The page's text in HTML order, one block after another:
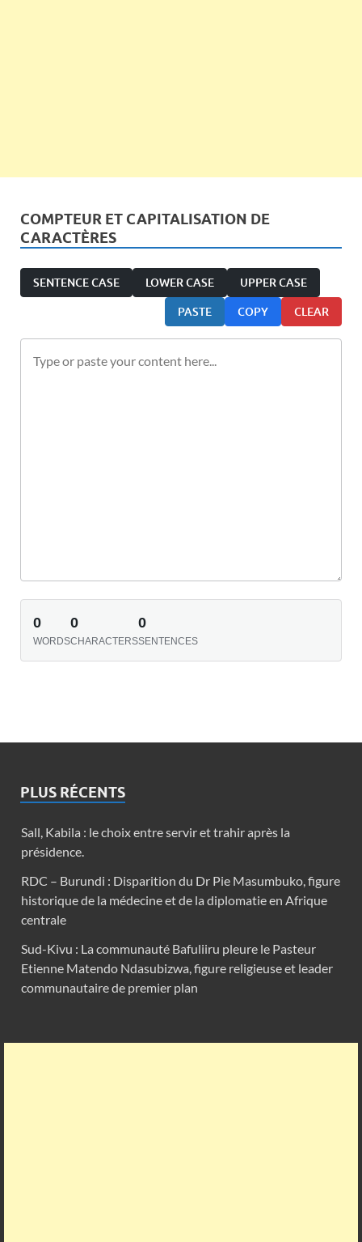
COMPTEUR ET CAPITALISATION DE
CARACTÈRES
SENTENCE CASE LOWER CASE UPPER CASE
PASTE COPY CLEAR
0
WORDS
0
CHARACTERS
0
SENTENCES
PLUS RÉCENTS
Sall, Kabila : le choix entre servir et trahir après la
présidence.
RDC – Burundi : Disparition du Dr Pie Masumbuko, figure
historique de la médecine et de la diplomatie en Afrique
centrale
Sud-Kivu : La communauté Bafuliiru pleure le Pasteur
Etienne Matendo Ndasubizwa, figure religieuse et leader
communautaire de premier plan